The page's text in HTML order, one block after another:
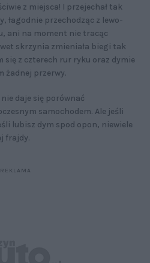
z miejsca! I przejechał tak
łagodnie przechodząc z lewo-
ani na moment nie tracąc
skrzynia zmieniała biegi tak
się z czterech rur ryku oraz dymie
żadnej przerwy.
daje się porównać
samochodem. Ale jeśli
lubisz dym spod opon, niewiele
frajdy.